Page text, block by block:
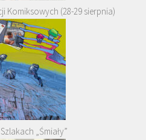
Komiksowych (28-29 sierpnia)
„Śmiały”